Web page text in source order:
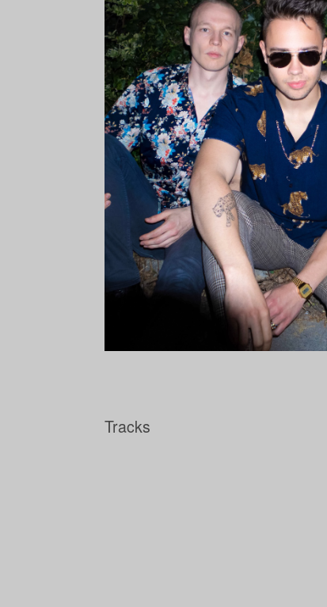
Tracks